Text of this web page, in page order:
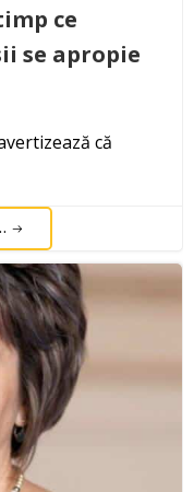
ce
se apropie
că